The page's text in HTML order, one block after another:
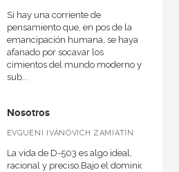
Si hay una corriente de
pensamiento que, en pos de la
emancipación humana, se haya
afanado por socavar los
cimientos del mundo moderno y
sub...
Nosotros
EVGUENI IVÁNOVICH ZAMIATIN
La vida de D-503 es algo ideal,
racional y preciso.Bajo el dominio